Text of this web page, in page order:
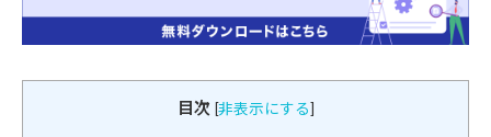
目次 [非表示にする]